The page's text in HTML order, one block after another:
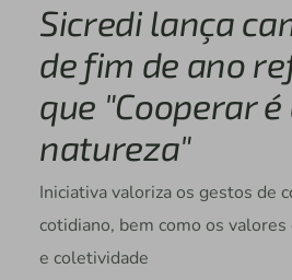
Sicredi lança
de fim de ano
que "Cooperar
natureza"
Iniciativa valoriza os gestos de
cotidiano, bem como os
e coletividade